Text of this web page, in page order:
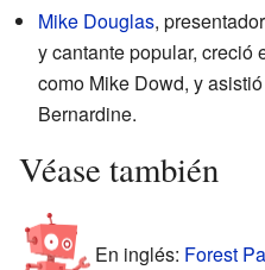
Mike Douglas,
y cantante popular, creció
como Mike Dowd, y
Bernardine.
Véase también
En inglés: Forest